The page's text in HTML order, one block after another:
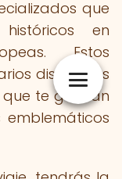
que
en
Estos
diseñados
te guiarán